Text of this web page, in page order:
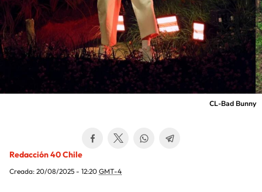
CL-Bad Bunny
Redacción 40 Chile
Creada: 20/08/2025 - 12:20 GMT-4